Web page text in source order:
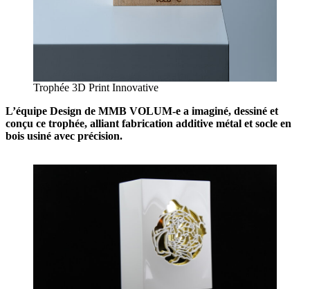
Trophée 3D Print Innovative
L’équipe Design de MMB VOLUM-e a imaginé, dessiné et
conçu ce trophée, alliant fabrication additive métal et socle en
bois usiné avec précision.